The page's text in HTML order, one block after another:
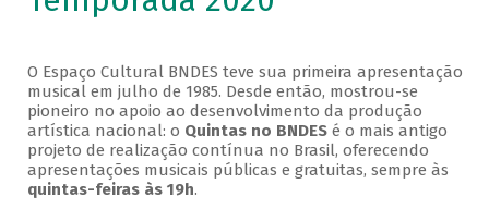
O Espaço Cultural BNDES teve sua primeira apresentação
musical em julho de 1985. Desde então, mostrou-se
pioneiro no apoio ao desenvolvimento da produção
artística nacional: o Quintas no BNDESé o mais antigo
projeto de realização contínua no Brasil, oferecendo
apresentações musicais públicas e gratuitas, sempre às
quintas-feiras às 19h.